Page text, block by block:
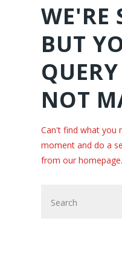
WE'RE
BUT
NOT
Can't find what you
moment and do a
from our homepage.